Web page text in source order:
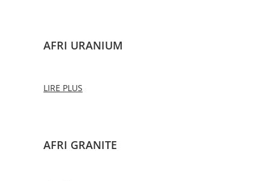
AFRI URANIUM
LIRE PLUS
AFRI GRANITE